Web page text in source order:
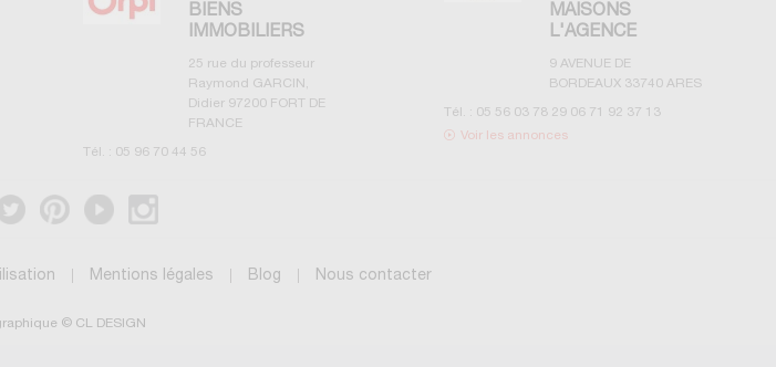
BIENS
IMMOBILIERS
25 rue du professeur
Raymond GARCIN,
Didier 97200 FORT DE
FRANCE
Tél. : 05 96 70 44 56
MAISONS
L'AGENCE
9 AVENUE DE
BORDEAUX 33740 ARES
Tél. : 05 56 03 78 29 06 71 92 37 13
Voir les annonces
Mentions légales Blog Nous contacter
© CL DESIGN